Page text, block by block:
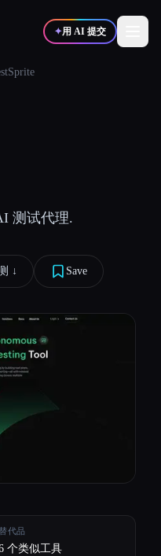
✦用 AI 提交
🎬创作者
测试代理.
↓︎ Save
替代品
个类似工具